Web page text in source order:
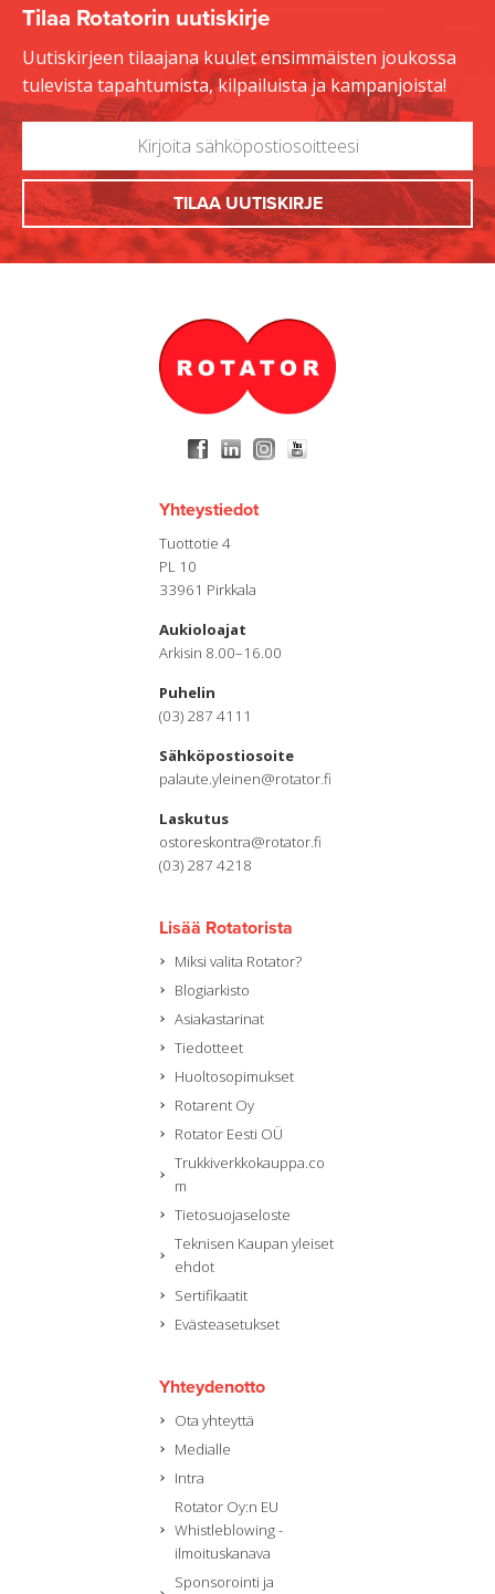
Tilaa Rotatorin uutiskirje
Uutiskirjeen tilaajana kuulet ensimmäisten joukossa
tulevista tapahtumista, kilpailuista ja kampanjoista!
Yhteystiedot
Tuottotie 4
PL 10
33961 Pirkkala
Aukioloajat
Arkisin 8.00–16.00
Puhelin
(03) 287 4111
Sähköpostiosoite
palaute.yleinen@rotator.fi
Laskutus
ostoreskontra@rotator.fi
(03) 287 4218
Lisää Rotatorista
Miksi valita Rotator?
Blogiarkisto
Asiakastarinat
Tiedotteet
Huoltosopimukset
Rotarent Oy
Rotator Eesti OÜ
Trukkiverkkokauppa.co
m
Tietosuojaseloste
Teknisen Kaupan yleiset
ehdot
Sertifikaatit
Evästeasetukset
Yhteydenotto
Ota yhteyttä
Medialle
Intra
Rotator Oy:n EU
Whistleblowing -
ilmoituskanava
Sponsorointi ja